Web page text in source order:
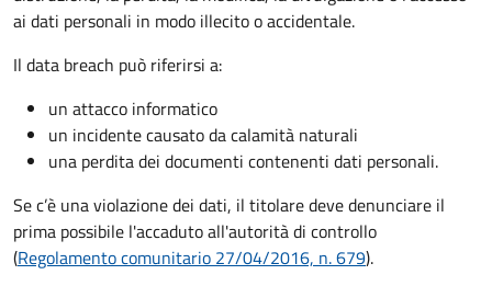
ai dati personali in modo illecito o accidentale.
Il data breach può riferirsi a:
un attacco informatico
un incidente causato da calamità naturali
una perdita dei documenti contenenti dati personali.
Se c’è una violazione dei dati, il titolare deve denunciare il
prima possibile l'accaduto all'autorità di controllo
(Regolamento comunitario 27/04/2016, n. 679).